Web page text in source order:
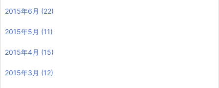
2015年6月 (22)
2015年5月 (11)
2015年4月 (15)
2015年3月 (12)